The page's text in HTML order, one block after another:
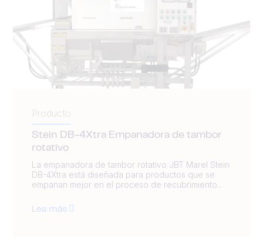
Producto
Stein DB-4Xtra Empanadora de tambor
rotativo
La empanadora de tambor rotativo JBT Marel Stein
DB-4Xtra está diseñada para productos que se
empanan mejor en el proceso de recubrimiento...
Lea más